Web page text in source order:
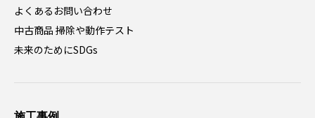
よくあるお問い合わせ
中古商品 掃除や動作テスト
未来のためにSDGs